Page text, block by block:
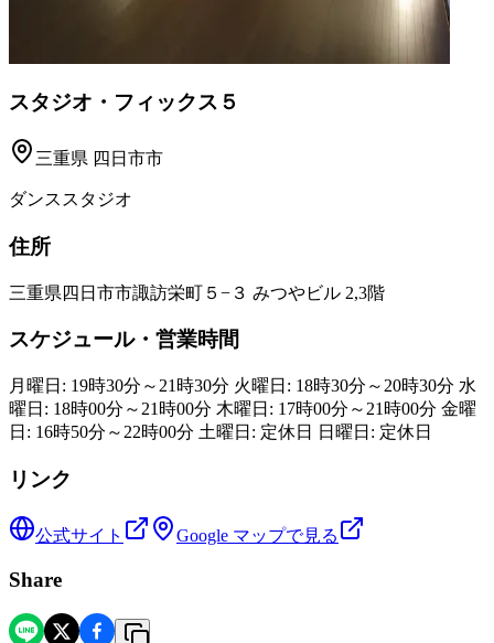
スタジオ・フィックス５
三重県 四日市市
ダンススタジオ
住所
三重県四日市市諏訪栄町５−３ みつやビル 2,3階
スケジュール・営業時間
月曜日: 19時30分～21時30分 火曜日: 18時30分～20時30分 水
曜日: 18時00分～21時00分 木曜日: 17時00分～21時00分 金曜
日: 16時50分～22時00分 土曜日: 定休日 日曜日: 定休日
リンク
公式サイト Google マップで見る
Share